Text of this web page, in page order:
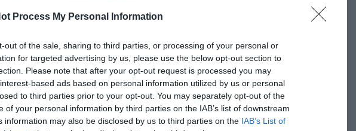
Process My Personal Information
out of the sale, sharing to third parties, or processing of your personal or
for targeted advertising by us, please use the below opt-out section to
Please note that after your opt-out request is processed you may
based ads based on personal information utilized by us or personal
to third parties prior to your opt-out. You may separately opt-out of the
of your personal information by third parties on the IAB’s list of downstream
information may also be disclosed by us to third parties on the IAB’s List of